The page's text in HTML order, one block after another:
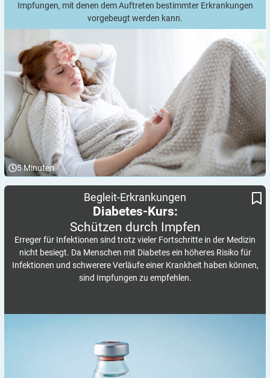
Impfungen, mit denen dem Auftreten bestimmter Erkrankungen
vorgebeugt werden kann.
5Minuten
Begleit-Erkrankungen
Diabetes-Kurs:
Schützen durch Impfen
Erreger für Infektionen sind trotz vieler Fortschritte in der Medizin
nicht besiegt. Da Menschen mit Diabetes ein höheres Risiko für
Infektionen und schwerere Verläufe einer Krankheit haben können,
sind Impfungen zu empfehlen.